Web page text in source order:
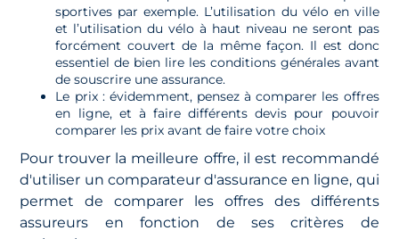
sportives par exemple. L’utilisation du vélo en ville
et l’utilisation du vélo à haut niveau ne seront pas
forcément couvert de la même façon. Il est donc
essentiel de bien lire les conditions générales avant
de souscrire une assurance.
Le prix : évidemment, pensez à comparer les offres
en ligne, et à faire différents devis pour pouvoir
comparer les prix avant de faire votre choix
Pour trouver la meilleure offre, il est recommandé
d'utiliser un comparateur d'assurance en ligne, qui
permet de comparer les offres des différents
assureurs en fonction de ses critères de